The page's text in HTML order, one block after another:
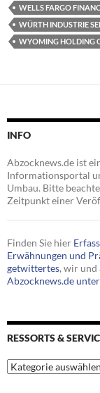
WELLS FARGO
WÜRTH INDUSTRIE
WYOMING HOLDING
INFO
Abzocknews.de ist
Informationsportal
Umbau. Bitte
Zeitpunkt einer
Finden Sie hier
Erwähnungen und
getwittertes, wir und
Abzocknews.de
RESSORTS &
Ressorts
&